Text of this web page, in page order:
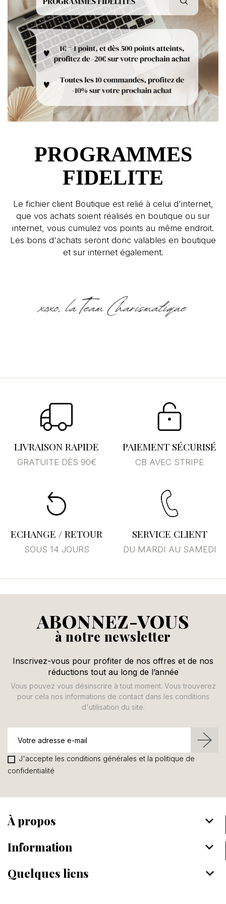
PROGRAMMES
FIDELITE
Le fichier client Boutique est relié à celui d'internet,
que vos achats soient réalisés en boutique ou sur
internet, vous cumulez vos points au même endroit.
Les bons d'achats seront donc valables en boutique
et sur internet également.
LIVRAISON RAPIDE
GRATUITE DÈS 90€
PAIEMENT SÉCURISÉ
CB AVEC STRIPE
ECHANGE / RETOUR
SOUS 14 JOURS
SERVICE CLIENT
DU MARDI AU SAMEDI
ABONNEZ-VOUS
à notre newsletter
Inscrivez-vous pour profiter de nos offres et de nos
réductions tout au long de l’année
Vous pouvez vous désinscrire à tout moment. Vous trouverez
pour cela nos informations de contact dans les conditions
d'utilisation du site.
J'accepte les conditions générales et la politique de
confidentialité
À propos keyboard_arrow_down
Information keyboard_arrow_down
Quelques liens keyboard_arrow_down
Vous devez être connecté pour enregistrer des
produits dans votre liste d'envies.